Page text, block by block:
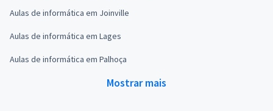
Aulas de informática em Joinville
Aulas de informática em Lages
Aulas de informática em Palhoça
Mostrar mais